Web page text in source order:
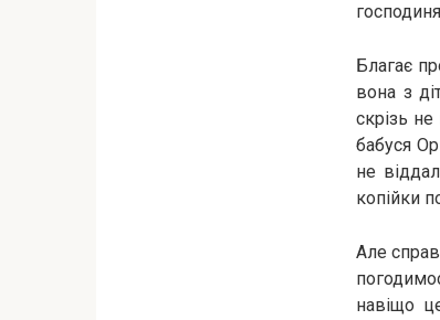
Благає
вона з
скрізь
бабуся
не
копійки
Але
навіщо